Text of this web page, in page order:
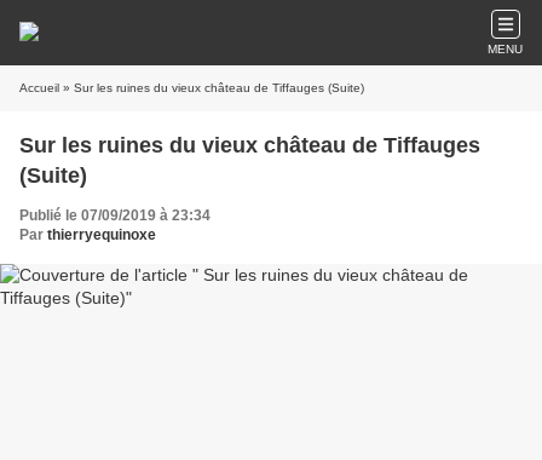
MENU
Accueil » Sur les ruines du vieux château de Tiffauges (Suite)
Sur les ruines du vieux château de Tiffauges
(Suite)
Publié le 07/09/2019 à 23:34
Par thierryequinoxe